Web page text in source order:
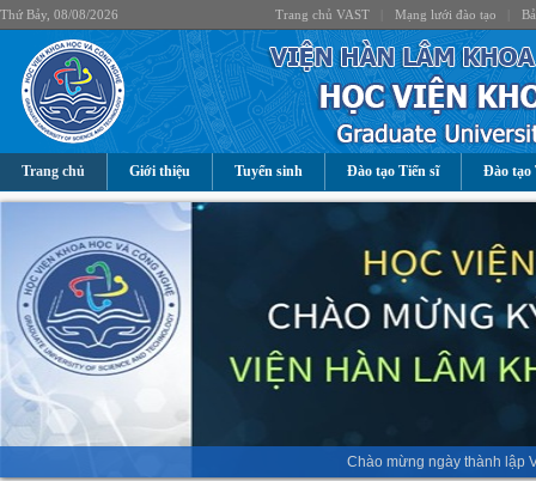
Thứ Bảy, 08/08/2026 Trang chủ VAST Mạng lưới đào tạo
Trang chủ Giới thiệu Tuyển sinh Đào tạo Tiến sĩ Đào tạo
Chào mừng ngày thành lập